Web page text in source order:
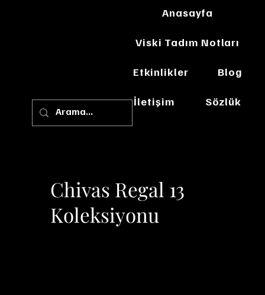
Anasayfa
Viski Tadım Notları
Etkinlikler Blog
İletişim Sözlük
Chivas Regal 13
Koleksiyonu